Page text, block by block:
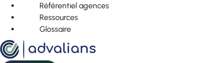
Référentiel agences
Ressources
Glossaire